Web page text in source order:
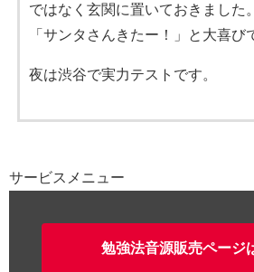
ではなく玄関に置いておきました。
「サンタさんきたー！」と大喜び
夜は渋谷で実力テストです。
サービスメニュー
勉強法音源販売ページ